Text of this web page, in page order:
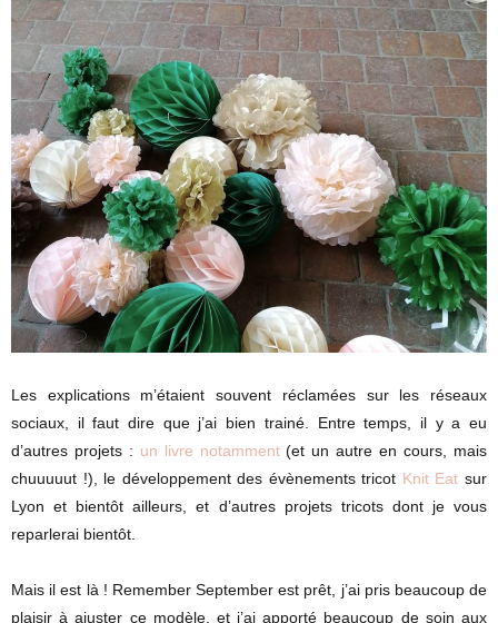
Les explications m’étaient souvent réclamées sur les réseaux
sociaux, il faut dire que j’ai bien trainé. Entre temps, il y a eu
d’autres projets : un livre notamment(et un autre en cours, mais
chuuuuut !), le développement des évènements tricot Knit Eat sur
Lyon et bientôt ailleurs, et d’autres projets tricots dont je vous
reparlerai bientôt.
Mais il est là ! Remember September est prêt, j’ai pris beaucoup de
plaisir à ajuster ce modèle, et j’ai apporté beaucoup de soin aux